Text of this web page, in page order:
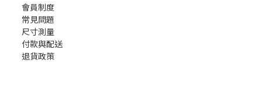
會員制度
常見問題
尺寸測量
付款與配送
退貨政策